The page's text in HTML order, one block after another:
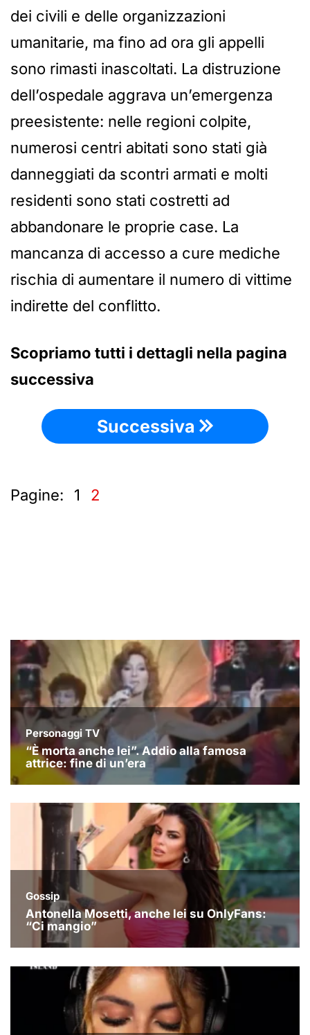
dei civili e delle organizzazioni
umanitarie, ma fino ad ora gli appelli
sono rimasti inascoltati. La distruzione
dell’ospedale aggrava un’emergenza
preesistente: nelle regioni colpite,
numerosi centri abitati sono stati già
danneggiati da scontri armati e molti
residenti sono stati costretti ad
abbandonare le proprie case. La
mancanza di accesso a cure mediche
rischia di aumentare il numero di vittime
indirette del conflitto.
Scopriamo tutti i dettagli nella pagina
successiva
Successiva
Pagine: 1 2